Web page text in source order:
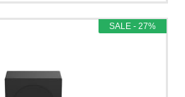
SALE - 27%